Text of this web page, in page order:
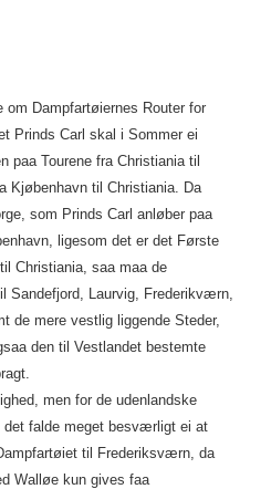
Dampfartøiernes Router for
Prinds Carl skal i Sommer ei
paa Tourene fra Christiania til
Kjøbenhavn til Christiania. Da
som Prinds Carl anløber paa
ligesom det er det Første
Christiania, saa maa de
Sandefjord, Laurvig, Frederikværn,
de mere vestlig liggende Steder,
den til Vestlandet bestemte
men for de udenlandske
falde meget besværligt ei at
til Frederiksværn, da
Walløe kun gives faa